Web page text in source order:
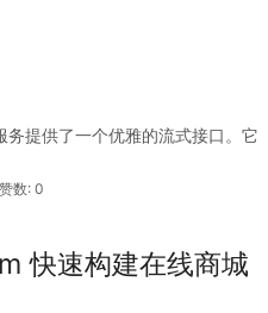
提供了一个优雅的流式接口。它
数: 0
快速构建在线商城